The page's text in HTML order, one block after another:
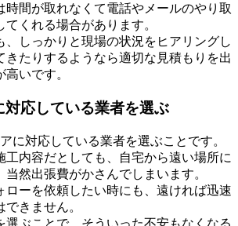
時間が取れなくて電話やメールのやり取
てくれる場合があります。
、しっかりと現場の状況をヒアリングし
きたりするようなら適切な見積もりを出
いです。
対応している業者を選ぶ
に対応している業者を選ぶことです。
工内容だとしても、自宅から遠い場所に
然出張費がかさんでしまいます。
ローを依頼したい時にも、遠ければ迅速
きません。
選ぶことで、そういった不安もなくなる